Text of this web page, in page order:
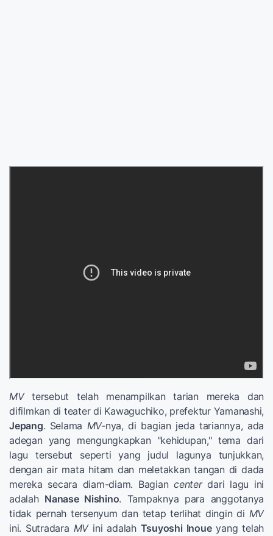
MVtersebut telah menampilkan tarian mereka dan
difilmkan di teater di Kawaguchiko, prefektur Yamanashi,
Jepang. Selama MV-nya, di bagian jeda tariannya, ada
adegan yang mengungkapkan "kehidupan," tema dari
lagu tersebut seperti yang judul lagunya tunjukkan,
dengan air mata hitam dan meletakkan tangan di dada
mereka secara diam-diam. Bagian centerdari lagu ini
adalah Nanase Nishino. Tampaknya para anggotanya
tidak pernah tersenyum dan tetap terlihat dingin di MV
ini. Sutradara MVini adalah Tsuyoshi Inoueyang telah